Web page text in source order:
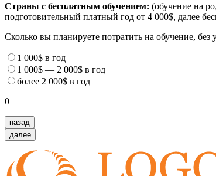
Страны с бесплатным обучением: (обучение на
подготовительный платный год от 4 000$, далее
Сколько вы планируете потратить на обучение,
1 000$ в год
1 000$ — 2 000$ в год
более 2 000$ в год
0
назад
далее